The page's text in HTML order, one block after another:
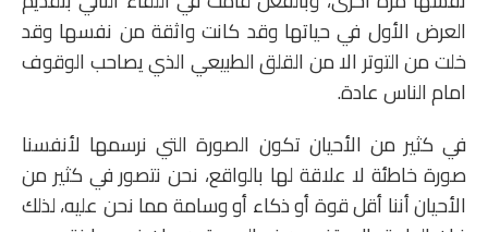
العرض الأول في حياتها وقد كانت واثقة من نفسها وقد
خلت من التوتر الا من القلق الطبيعي الذي يصاحب الوقوف
امام الناس عادة.
في كثير من الأحيان تكون الصورة التي نرسمها لأنفسنا
صورة خاطئة لا علاقة لها بالواقع، نحن نتصور في كثير من
الأحيان أننا أقل قوة أو ذكاء أو وسامة مما نحن عليه، لذلك